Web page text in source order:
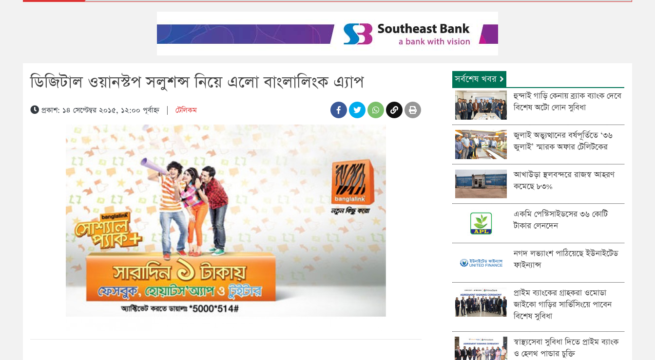
ডিজিটাল ওয়ানস্টপ সলুশন্স নিয়ে এলো বাংলালিংক এ্যাপ
প্রকাশ: ১৪ সেপ্টেম্বর ২০১৫, ১২:০০ পূর্বাহ্ন| টেলিকম
সর্বশেষ খবর
হুন্দাই গাড়ি কেনায় ব্র্যাক ব্যাংক দেবে
বিশেষ অটো লোন সুবিধা
জুলাই অভ্যুত্থানের বর্ষপূর্তিতে ‘৩৬
জুলাই’ স্মারক অফার টেলিটকের
আখাউড়া স্থলবন্দরে রাজস্ব আহরণ
কমেছে ৮৩%
একমি পেস্টিসাইডসের ৩৬ কোটি
টাকার লেনদেন
নগদ লভ্যাংশ পাঠিয়েছে ইউনাইটেড
ফাইন্যান্স
প্রাইম ব্যাংকের গ্রাহকরা ওমোডা
জাইকো গাড়ির সার্ভিসিংয়ে পাবেন
বিশেষ সুবিধা
স্বাস্থ্যসেবা সুবিধা দিতে প্রাইম ব্যাংক
ও হেলথ পান্ডার চুক্তি